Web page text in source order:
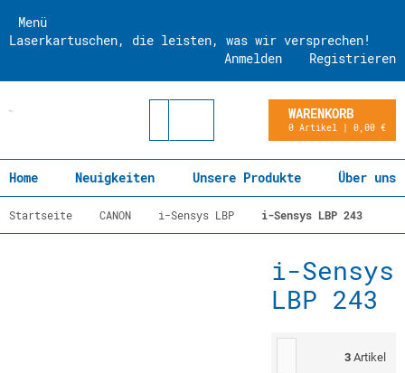
Menü
Laserkartuschen, die leisten, was wir versprechen!
Registrieren
Anmelden
WARENKORB
0 Artikel | 0,00 €
Home Neuigkeiten Unsere Produkte Über uns
Startseite CANON i-Sensys LBP i-Sensys LBP 243
i-Sensys
LBP 243
3 Artikel